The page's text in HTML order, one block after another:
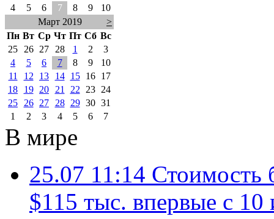
4
5 6 7 8 9
10
Март 2019
>
Пн Вт Ср Чт Пт Сб Вс
25
26 27 28 1 2
3
4
5 6 7 8 9
10
11
12 13 14 15 16
17
18
19 20 21 22 23
24
25
26 27 28 29 30 31
1
2 3 4 5 6 7
В мире
25.07 11:14 Стоимость
$115 тыс. впервые с 10